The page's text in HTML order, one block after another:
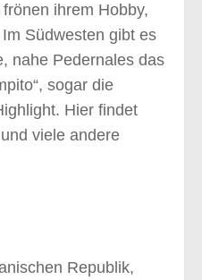
ihrem Hobby,
Südwesten gibt es
nahe Pedernales das
sogar die
Hier findet
viele andere
Republik,